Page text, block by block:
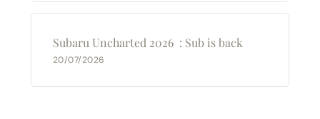
Subaru Uncharted 2026 : Sub is back
20/07/2026